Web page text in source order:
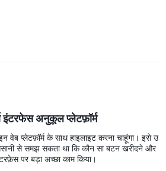
इंटरफेस अनुकूल प्लेटफ़ॉर्म
वेब प्लेटफ़ॉर्म के साथ हाइलाइट करना चाहूंगा। इसे उ
से समझ सकता था कि कौन सा बटन खरीदने और
पर बड़ा अच्छा काम किया।